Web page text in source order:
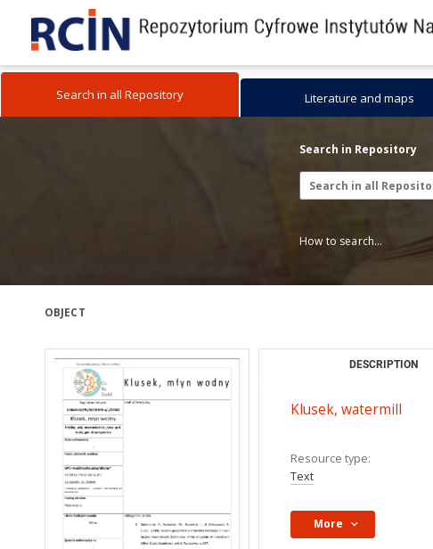
Search in all Repository Literature and maps
Search in Repository
How to search...
OBJECT
DESCRIPTION
Klusek, watermill
Resource type:
Text
More